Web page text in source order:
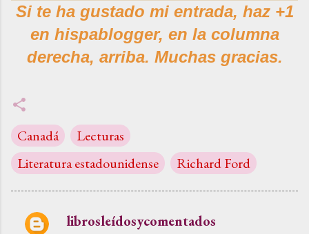
Si te ha gustado mi entrada, haz +1
en hispablogger, en la columna
derecha, arriba. Muchas gracias.
Canadá
Lecturas
Literatura estadounidense
Richard Ford
C
librosleídosycomentados